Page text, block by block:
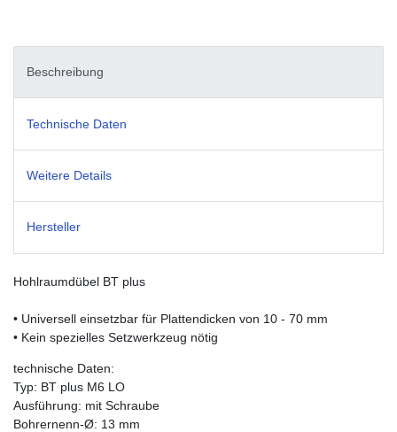
Beschreibung
Technische Daten
Weitere Details
Hersteller
Hohlraumdübel BT plus
• Universell einsetzbar für Plattendicken von 10 - 70 mm
• Kein spezielles Setzwerkzeug nötig
technische Daten:
Typ: BT plus M6 LO
Ausführung: mit Schraube
Bohrernenn-Ø: 13 mm